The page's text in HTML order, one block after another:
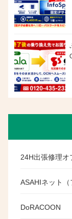
24H出張修理オ
ASAHIネット（
DoRACOON